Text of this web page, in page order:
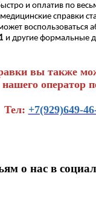
и оплатив по
справки
воспользоваться
и другие формальные
вы также
нашего оператор
Тел: +7(929)649-
о нас в